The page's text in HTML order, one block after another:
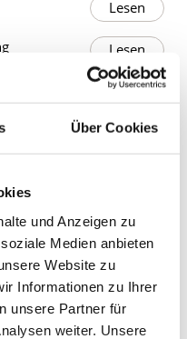
Über Cookies
und Anzeigen zu
Medien anbieten
Website zu
Informationen zu Ihrer
unsere Partner für
weiter. Unsere